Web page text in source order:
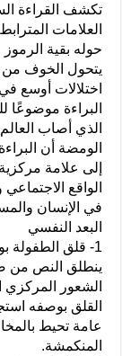
تكشف القراءة
العلامات
حوله بقية
يتحول الخوف من
اختلالات أوسع
البراءة
الذي أصاب
الومضة أن
إلى علامة
الواقع
في الإنسان
البعد النفسي
1- قلق الطفولة بوصفه مركز التجربة النفسية
ينطلق النص من
الشعور المركزي
القلق بوصفه
عامة تحيط
المنكمشة.